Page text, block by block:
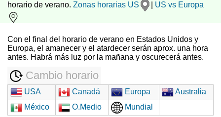
horario de verano. Zonas horarias US US vs Europa
Con el final del horario de verano en Estados Unidos y
Europa, el amanecer y el atardecer serán aprox. una hora
antes. Habrá más luz por la mañana y oscurecerá antes.
Cambio horario
USA Canadá Europa
Australia
México
O.Medio Mundial